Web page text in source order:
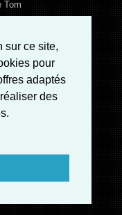
sur ce site,
pour
adaptés
des
Tom
Baptiste
Lisa
Alix
Mathis
Matthieu
Jeanne